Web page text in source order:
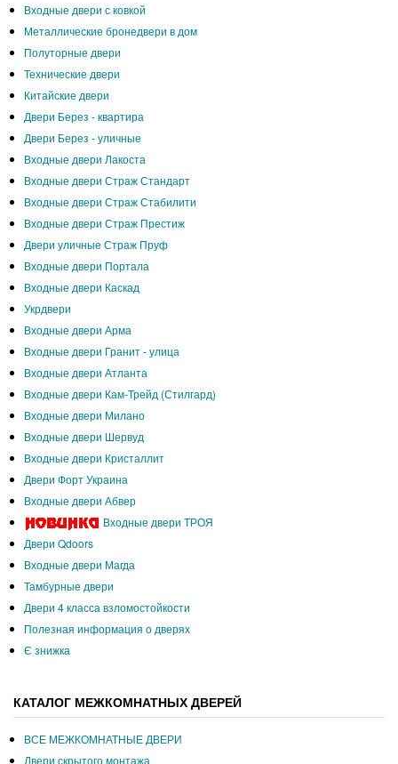
Входные двери с ковкой
Металлические бронедвери в дом
Полуторные двери
Технические двери
Китайские двери
Двери Берез - квартира
Двери Берез - уличные
Входные двери Лакоста
Входные двери Страж Стандарт
Входные двери Страж Стабилити
Входные двери Страж Престиж
Двери уличные Страж Пруф
Входные двери Портала
Входные двери Каскад
Укрдвери
Входные двери Арма
Входные двери Гранит - улица
Входные двери Атланта
Входные двери Кам-Трейд (Стилгард)
Входные двери Милано
Входные двери Шервуд
Входные двери Кристаллит
Двери Форт Украина
Входные двери Абвер
Входные двери ТРОЯ
Двери Qdoors
Входные двери Магда
Тамбурные двери
Двери 4 класса взломостойкости
Полезная информация о дверях
Є знижка
КАТАЛОГ МЕЖКОМНАТНЫХ ДВЕРЕЙ
ВСЕ МЕЖКОМНАТНЫЕ ДВЕРИ
Двери скрытого монтажа